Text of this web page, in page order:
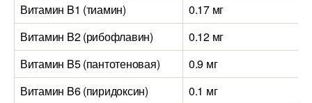
Витамин B1 (тиамин)
0.17 мг
Витамин B2 (рибофлавин)
0.12 мг
Витамин B5 (пантотеновая)
0.9 мг
Витамин B6 (пиридоксин)
0.1 мг